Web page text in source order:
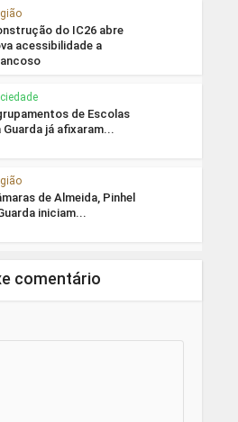
do IC26 abre
acessibilidade a
de Escolas
Guarda já afixaram...
de Almeida, Pinhel
iniciam...
comentário